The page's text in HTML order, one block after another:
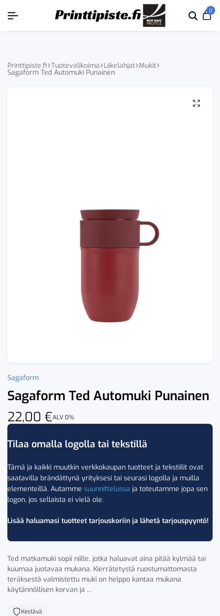
Etsi
0
Printtipiste.fi Tuotevalikoima Liikelahjat Mukit
Sagaform Ted Automuki Punainen
Sagaform
Sagaform Ted Automuki Punainen
22,00 €ALV 0%
Tilaa omalla logolla tai tekstillä
Tämä ja kaikki muutkin verkkokaupan tuotteet ja tekstiilit ovat
saatavilla brändättynä yrityksesi tai seurasi logolla ja muilla
elementeillä. Autamme suunnittelussa ja toteutamme jopa sen
logon, jos sellaista ei vielä ole.
Lisää haluamasi tuotteet tarjouskoriin ja lähetä tarjouspyyntö!
Ted matkamuki sopii niille, jotka haluavat aina pitää kylmää tai
kuumaa juotavaa mukana. Kierrätetystä ruostumattomasta
teräksestä valmistettu muki on helppo kantaa mukana
käytännöllisen korvan ja ...
Kestävä